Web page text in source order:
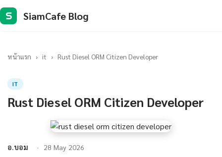
S SiamCafe Blog
หน้าแรก › it › Rust Diesel ORM Citizen Developer
IT
Rust Diesel ORM Citizen Developer
อ.บอม 28 May 2026